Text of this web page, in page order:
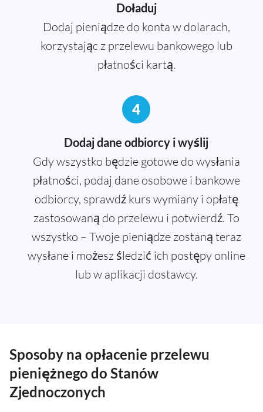
Doładuj
Dodaj pieniądze do konta w dolarach,
korzystając z przelewu bankowego lub
płatności kartą.
4
Dodaj dane odbiorcy i wyślij
Gdy wszystko będzie gotowe do wysłania
płatności, podaj dane osobowe i bankowe
odbiorcy, sprawdź kurs wymiany i opłatę
zastosowaną do przelewu i potwierdź. To
wszystko – Twoje pieniądze zostaną teraz
wysłane i możesz śledzić ich postępy online
lub w aplikacji dostawcy.
Sposoby na opłacenie przelewu
pieniężnego do Stanów
Zjednoczonych